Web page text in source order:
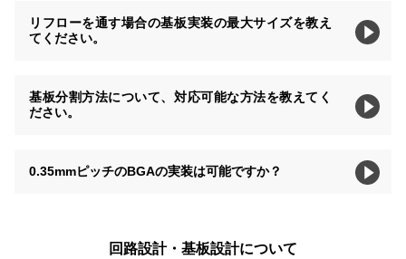
リフローを通す場合の基板実装の最大サイズを教え
てください。
基板分割方法について、対応可能な方法を教えてく
ださい。
0.35mmピッチのBGAの実装は可能ですか？
回路設計・基板設計について